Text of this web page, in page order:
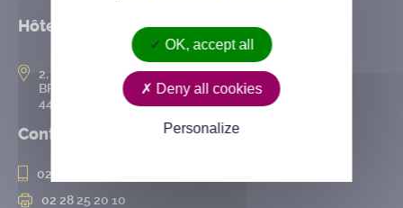
Hôtel de ville
2, rue de l’Hôtel-de-Ville
BP 50167
44802 Saint-Herblain cedex
Contact
02 28 25 20 00
02 28 25 20 10
OK, accept all
Deny all cookies
Personalize